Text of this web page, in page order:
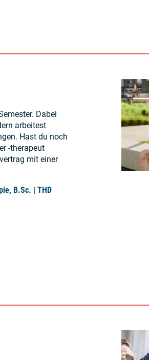
Dabei
arbeitest
Hast du noch
-therapeut
mit einer
B.Sc. | THD